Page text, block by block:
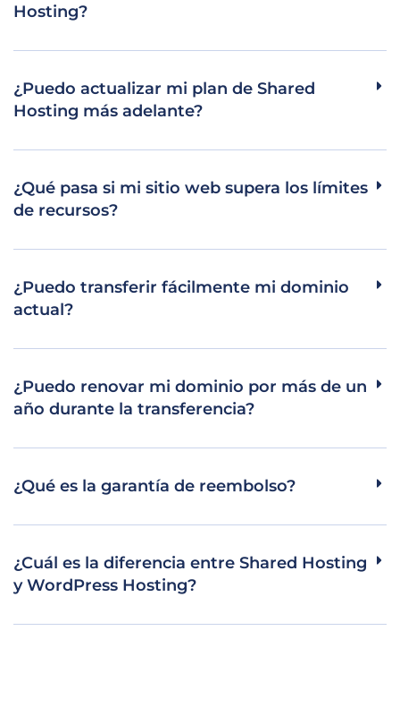
Hosting?
¿Puedo actualizar mi plan de Shared
Hosting más adelante?
¿Qué pasa si mi sitio web supera los límites
de recursos?
¿Puedo transferir fácilmente mi dominio
actual?
¿Puedo renovar mi dominio por más de un
año durante la transferencia?
¿Qué es la garantía de reembolso?
¿Cuál es la diferencia entre Shared Hosting
y WordPress Hosting?